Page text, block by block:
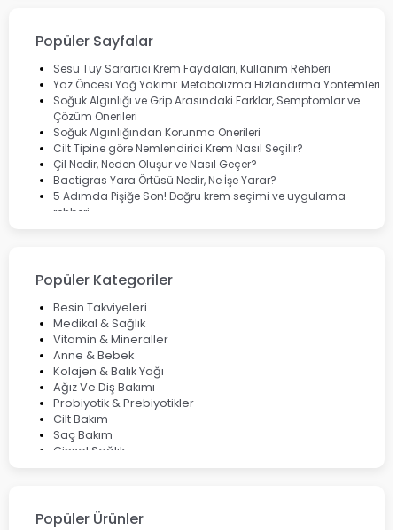
Lansinoh
Cebrolux
Dermoskin
Marvis
Rcfarma
Popüler Sayfalar
Sesu Tüy Sarartıcı Krem Faydaları, Kullanım Rehberi
Yaz Öncesi Yağ Yakımı: Metabolizma Hızlandırma Yöntemleri
Soğuk Algınlığı ve Grip Arasındaki Farklar, Semptomlar ve
Çözüm Önerileri
Soğuk Algınlığından Korunma Önerileri
Cilt Tipine göre Nemlendirici Krem Nasıl Seçilir?
Çil Nedir, Neden Oluşur ve Nasıl Geçer?
Bactigras Yara Örtüsü Nedir, Ne İşe Yarar?
5 Adımda Pişiğe Son! Doğru krem seçimi ve uygulama
rehberi
Çözüm Yolları
Bocavirüs Enfeksiyonu Hakkında Bilmeniz Gerekenler
Deep Flex Topraklama Matı Nedir? Detaylı Rehber
Mumiyo Nedir? Faydaları ve Kullanım Alanları Nelerdir?
Popüler Kategoriler
Besin Takviyeleri
Medikal & Sağlık
Vitamin & Mineraller
Anne & Bebek
Kolajen & Balık Yağı
Ağız Ve Diş Bakımı
Probiyotik & Prebiyotikler
Cilt Bakım
Saç Bakım
Cinsel Sağlık
Popüler Ürünler